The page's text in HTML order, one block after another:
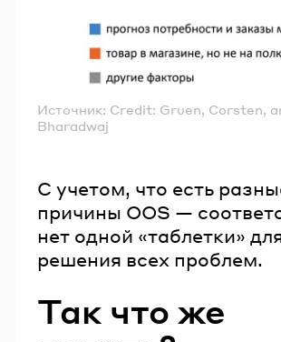
Источник: Credit: Gruen, Corsten,
Bharadwaj
С учетом, что есть
причины OOS —
нет одной «таблетки»
решения всех проблем.
Так что же